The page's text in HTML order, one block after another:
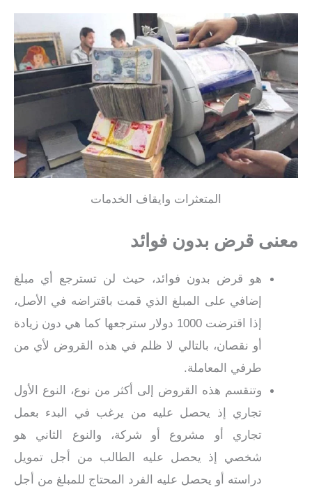
المتعثرات وايقاف الخدمات
معنى قرض بدون فوائد
هو قرض بدون فوائد، حيث لن تسترجع أي مبلغ
إضافي على المبلغ الذي قمت باقتراضه في الأصل،
إذا اقترضت 1000 دولار سترجعها كما هي دون زيادة
أو نقصان، بالتالي لا ظلم في هذه القروض لأي من
طرفي المعاملة.
وتنقسم هذه القروض إلى أكثر من نوع، النوع الأول
تجاري إذ يحصل عليه من يرغب في البدء بعمل
تجاري أو مشروع أو شركة، والنوع الثاني هو
شخصي إذ يحصل عليه الطالب من أجل تمويل
دراسته أو يحصل عليه الفرد المحتاج للمبلغ من أجل